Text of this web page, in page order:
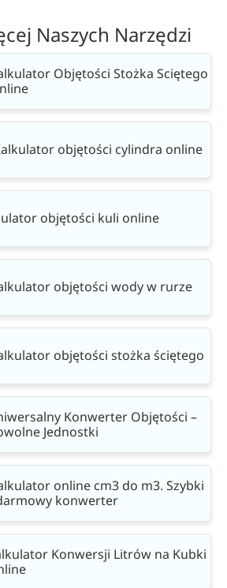
Naszych Narzędzi
Objętości Stożka Sciętego
objętości cylindra online
objętości kuli online
objętości wody w rurze
objętości stożka ściętego
Konwerter Objętości –
Jednostki
online cm3 do m3. Szybki
konwerter
Konwersji Litrów na Kubki